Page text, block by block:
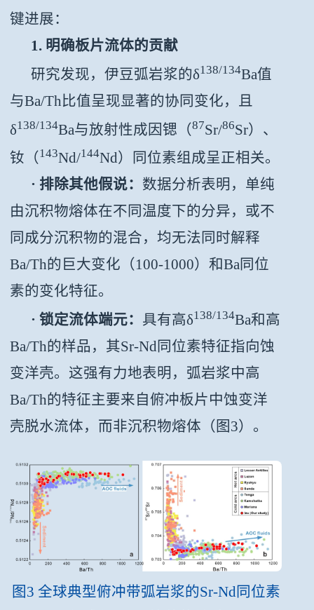
键进展：
1. 明确板片流体的贡献
研究发现，伊豆弧岩浆的δ138/134Ba值
与Ba/Th比值呈现显著的协同变化，且
δ138/134Ba与放射性成因锶（87Sr/86Sr）、
钕（143Nd/144Nd）同位素组成呈正相关。
· 排除其他假说： 数据分析表明，单纯
由沉积物熔体在不同温度下的分异，或不
同成分沉积物的混合，均无法同时解释
Ba/Th的巨大变化（100-1000）和Ba同位
素的变化特征。
· 锁定流体端元： 具有高δ138/134Ba和高
Ba/Th的样品，其Sr-Nd同位素特征指向蚀
变洋壳。这强有力地表明，弧岩浆中高
Ba/Th的特征主要来自俯冲板片中蚀变洋
壳脱水流体，而非沉积物熔体（ 图3）。
图3 全球典型俯冲带弧岩浆的Sr-Nd同位素